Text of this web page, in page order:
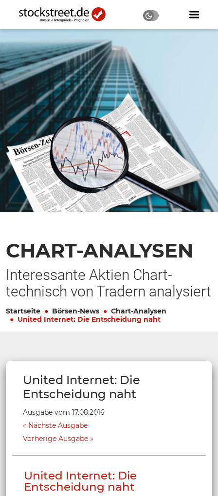
CHART-ANALYSEN
Interessante Aktien Chart-
technisch von Tradern analysiert
Startseite Börsen-News
Chart-Analysen
United Internet: Die Entscheidung naht
United Internet: Die
Entscheidung naht
Ausgabe vom 17.08.2016
Nächste Ausgabe
Vorherige Ausgabe
United Internet: Die
Entscheidung naht